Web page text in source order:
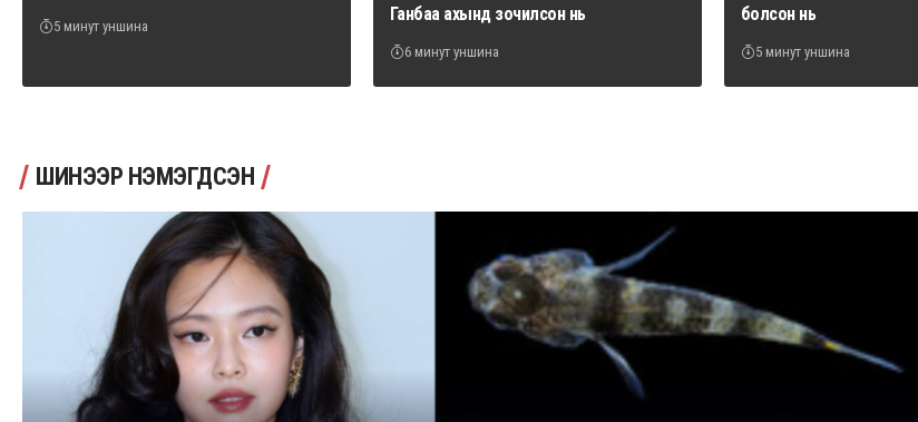
5 минут уншина
Ганбаа ахынд зочилсон нь
6 минут уншина
болсон нь
5 минут уншина
ШИНЭЭР НЭМЭГДСЭН